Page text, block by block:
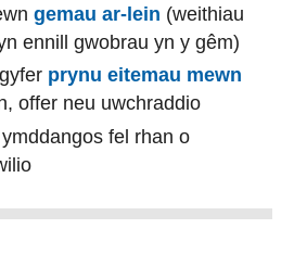
gemau ar-lein (weithiau
ennill gwobrau yn y gêm)
prynu eitemau mewn
offer neu uwchraddio
fel rhan o